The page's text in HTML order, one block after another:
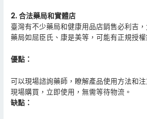
2. 合法藥局和實體店
臺灣有不少藥局和健康用品店銷售必利吉
藥局如屈臣氏、康是美等，可能有正規授權
優點：
可以現場諮詢藥師，瞭解產品使用方法和注
現場購買，立即使用，無需等待物流。
缺點：